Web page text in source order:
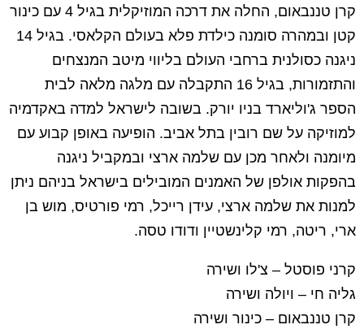
קרן טננבאום, החלה את דרכה המוזיקלית בגיל 4 עם כינור
קטן ובמהרה סומנה כילדת פלא בעולם הקלאסי. בגיל 14
ניגנה כסולנית ברחבי העולם בליווי מיטב המנצחים
והתזמורות, בגיל 16 התקבלה עם מלגה מלאה לבית
הספר ג'וליארד בניו יורק. בשובה לישראל למדה באקדמיה
למוזיקה על שם רובין בתל אביב. הופיעה באופן קבוע עם
מיומנה ולאחר מכן עם שלמה ארצי ובמקביל ניגנה
בהפקות אולפן של האמנים המובילים בישראל בניהם ניתן
למנות את שלמה ארצי, עידן רייכל, רמי פורטיס, מוש בן
ארי, ריטה, רמי קלינשטיין ודודו טסה.
קרני פוסטל – צ'לו ושירה
גליה חי – ויולה ושירה
קרן טננבאום – כינור ושירה